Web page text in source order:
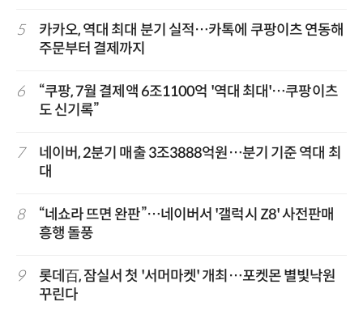
5
카카오, 역대 최대 분기 실적…카톡에 쿠팡이츠 연동해
주문부터 결제까지
6
“쿠팡, 7월 결제액 6조1100억 '역대 최대'…쿠팡이츠
도 신기록”
7
네이버, 2분기 매출 3조3888억원…분기 기준 역대 최
대
8
“네쇼라 뜨면 완판”…네이버서 '갤럭시 Z8' 사전판매
흥행 돌풍
9
롯데百, 잠실서 첫 '서머마켓' 개최…포켓몬 별빛낙원
꾸린다